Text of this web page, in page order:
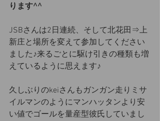
ります^^
JSBさんは2日連続、そして北花田⇒上
新庄と場所を変えて参加してください
ました♪来るごとに駆け引きの種類も増
えているように思えます♪
久しぶりのkeiさんもガンガン走りミサ
イルマンのようにマンハッタンより安
い値でゴールを量産型彼氏していまし